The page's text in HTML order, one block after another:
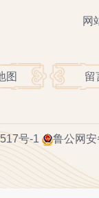
网
图 留
号-1 鲁公网